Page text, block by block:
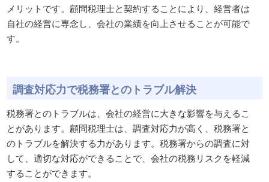
メリットです。顧問税理士と契約することにより、経営者は
自社の経営に専念し、会社の業績を向上させることが可能で
す。
調査対応力で税務署とのトラブル解決
税務署とのトラブルは、会社の経営に大きな影響を与えるこ
とがあります。顧問税理士は、調査対応力が高く、税務署と
のトラブルを解決する力があります。税務署からの調査に対
して、適切な対応ができることで、会社の税務リスクを軽減
することができます。